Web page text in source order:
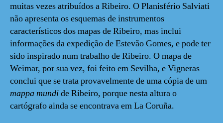
muitas vezes atribuídos a Ribeiro. O Planisfério Salviati
não apresenta os esquemas de instrumentos
característicos dos mapas de Ribeiro, mas inclui
informações da expedição de Estevão Gomes, e pode ter
sido inspirado num trabalho de Ribeiro. O mapa de
Weimar, por sua vez, foi feito em Sevilha, e Vigneras
conclui que se trata provavelmente de uma cópia de um
mappa mundide Ribeiro, porque nesta altura o
cartógrafo ainda se encontrava em La Coruña.